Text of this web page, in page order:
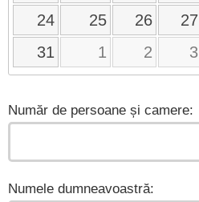
24 25 26 27
31
1 2 3
Număr de persoane și camere:
Numele dumneavoastră: